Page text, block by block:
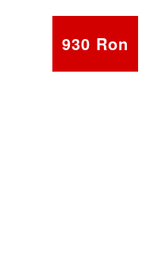
930 Ron